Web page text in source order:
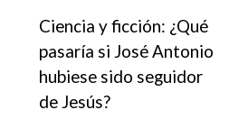
Ciencia y ficción: ¿Qué
pasaría si José Antonio
hubiese sido seguidor
de Jesús?